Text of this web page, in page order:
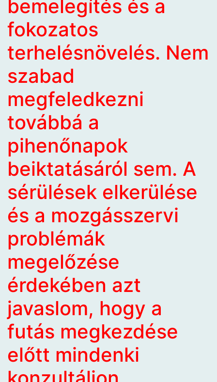
bemelegítés és a
fokozatos
terhelésnövelés. Nem
szabad
megfeledkezni
továbbá a
pihenőnapok
beiktatásáról sem. A
sérülések elkerülése
és a mozgásszervi
problémák
megelőzése
érdekében azt
javaslom, hogy a
futás megkezdése
előtt mindenki